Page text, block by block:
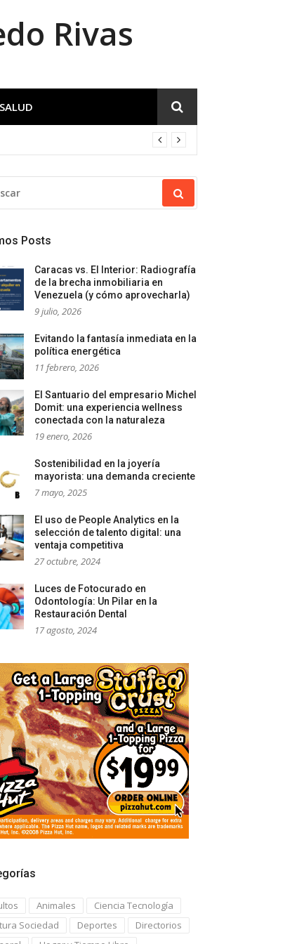
Rivas
SALUD
Posts
Caracas vs. El Interior: Radiografía
de la brecha inmobiliaria en
Venezuela (y cómo aprovecharla)
9 julio, 2026
Evitando la fantasía inmediata en la
política energética
11 febrero, 2026
El Santuario del empresario Michel
Domit: una experiencia wellness
conectada con la naturaleza
19 enero, 2026
Sostenibilidad en la joyería
mayorista: una demanda creciente
7 mayo, 2025
El uso de People Analytics en la
selección de talento digital: una
ventaja competitiva
27 octubre, 2024
Luces de Fotocurado en
Odontología: Un Pilar en la
Restauración Dental
17 agosto, 2024
Animales
Ciencia Tecnología
Sociedad
Deportes
Directorios